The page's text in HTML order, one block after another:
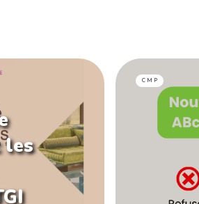
les
CMP